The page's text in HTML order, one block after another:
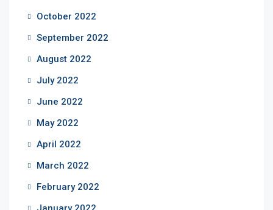
October 2022
September 2022
August 2022
July 2022
June 2022
May 2022
April 2022
March 2022
February 2022